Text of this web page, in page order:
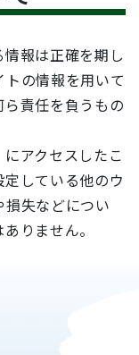
報は正確を期し
の情報を用いて
責任を負うもの
アクセスしたこ
している他のウ
失などについ
りません。